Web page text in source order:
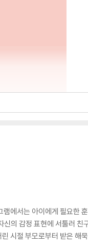
에서는 아이에게 필요한 훈
신의 감정 표현에 서툴러 친
시절 부모로부터 받은 해묵